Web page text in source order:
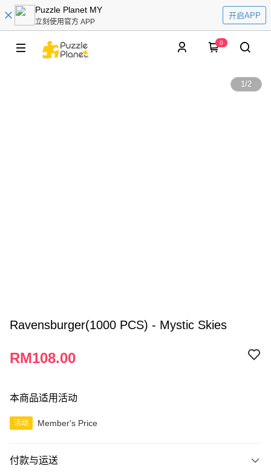
Puzzle Planet MY
立刻使用官方 APP
开启APP
0
1/2
Ravensburger(1000 PCS) - Mystic Skies
RM108.00
本商品适用活动
活动 Member's Price
付款与运送